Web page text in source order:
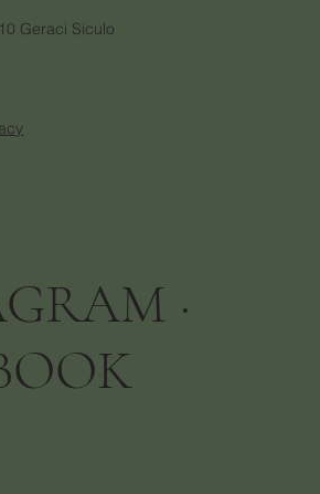
Geraci Siculo
·